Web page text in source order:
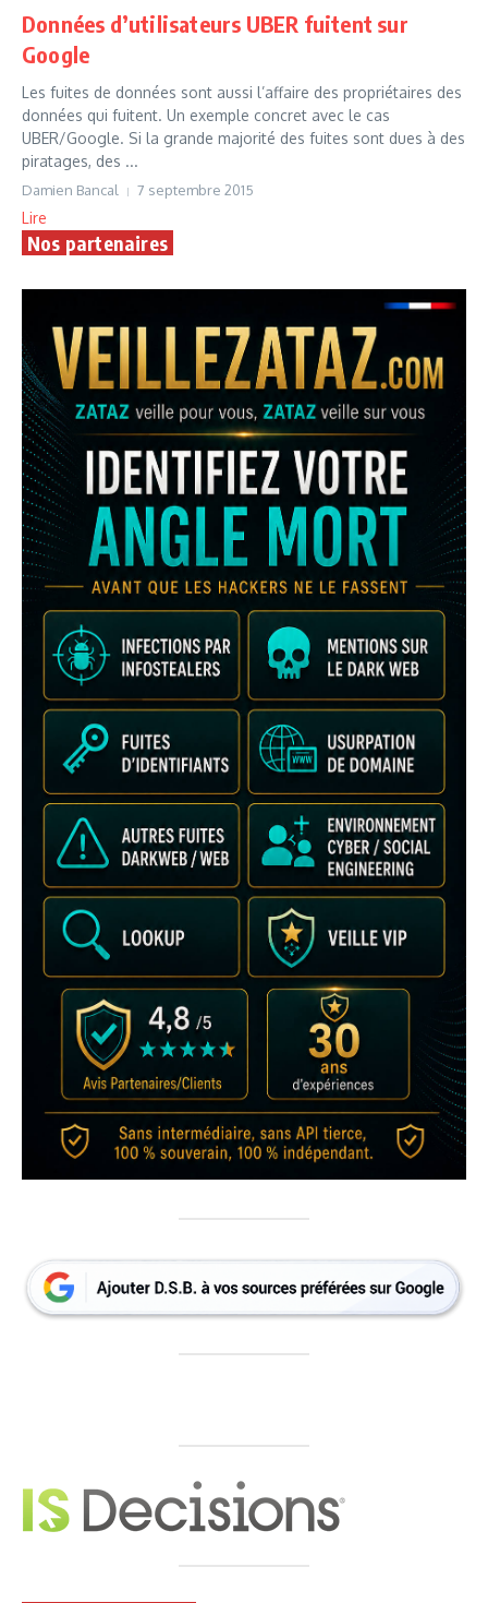
Données d’utilisateurs UBER fuitent sur
Google
Les fuites de données sont aussi l’affaire des propriétaires des
données qui fuitent. Un exemple concret avec le cas
UBER/Google. Si la grande majorité des fuites sont dues à des
piratages, des ...
Damien Bancal 7 septembre 2015
Lire
Nos partenaires